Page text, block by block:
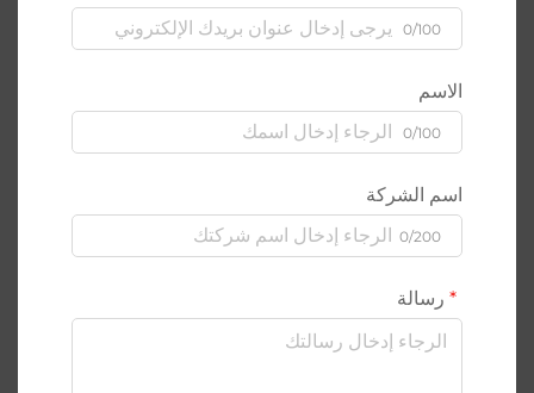
0/100
الاسم
0/100
اسم الشركة
0/200
رسالة